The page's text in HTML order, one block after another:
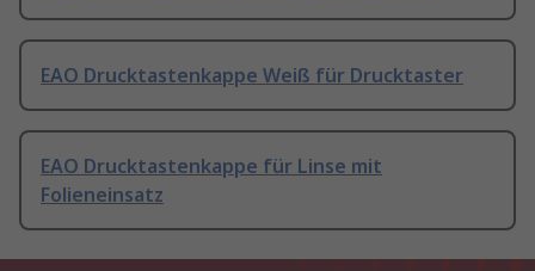
EAO Drucktastenkappe Weiß für Drucktaster
EAO Drucktastenkappe für Linse mit
Folieneinsatz